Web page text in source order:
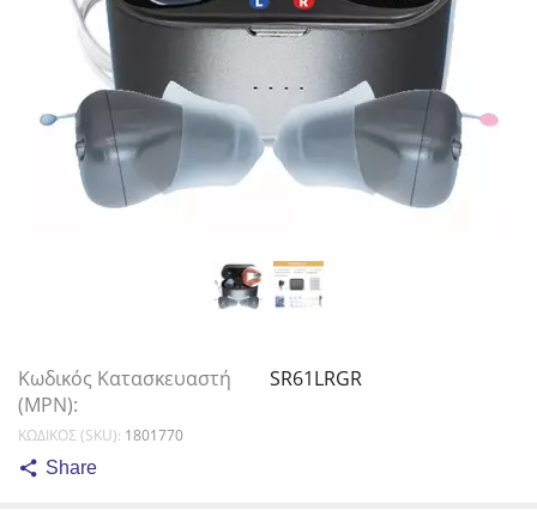
Κωδικός Κατασκευαστή
(MPN):
SR61LRGR
ΚΩΔΙΚΟΣ (SKU): 1801770
Share